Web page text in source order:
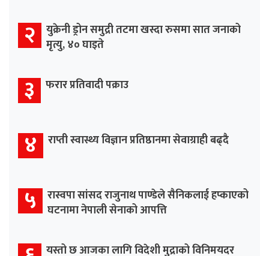
२ युक्रेनी ड्रोन समुद्री तटमा खस्दा रुसमा सात जनाको
मृत्यु, ४० घाइते
३ फरार प्रतिवादी पक्राउ
४ राप्ती स्वास्थ्य विज्ञान प्रतिष्ठानमा सेवाग्राही बढ्दै
५ रास्वपा सांसद राजुनाथ पाण्डेले सैनिकलाई हप्काएको
घटनामा नेपाली सेनाको आपत्ति
यस्तो छ आजका लागि विदेशी मुद्राको विनिमयदर